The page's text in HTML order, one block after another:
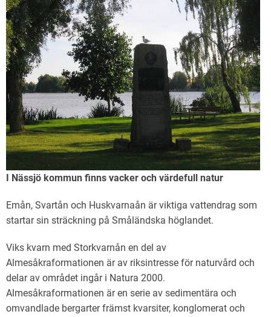
I Nässjö kommun finns vacker och värdefull natur
Emån, Svartån och Huskvarnaån är viktiga vattendrag som
startar sin sträckning på Småländska höglandet.
Viks kvarn med Storkvarnån en del av
Almesåkraformationen är av riksintresse för naturvård och
delar av området ingår i Natura 2000.
Almesåkraformationen är en serie av sedimentära och
omvandlade bergarter främst kvarsiter, konglomerat och